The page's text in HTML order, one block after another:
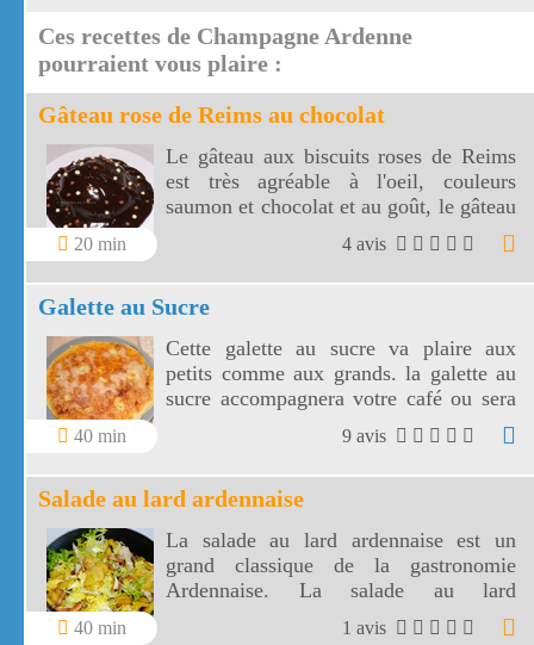
Ces recettes de Champagne Ardenne
pourraient vous plaire :
Gâteau rose de Reims au chocolat
20 min
Le gâteau aux biscuits roses de Reims
est très agréable à l'oeil, couleurs
saumon et chocolat et au goût, le gâteau
rose de Reims à des saveurs de kirsch et
4 avis
Galette au Sucre
40 min
Cette galette au sucre va plaire aux
petits comme aux grands. la galette au
sucre accompagnera votre café ou sera
le goûter idéal de vos enfants.
9 avis
Salade au lard ardennaise
40 min
La salade au lard ardennaise est un
grand classique de la gastronomie
Ardennaise. La salade au lard
ardennaise est une salade complète avec
1 avis